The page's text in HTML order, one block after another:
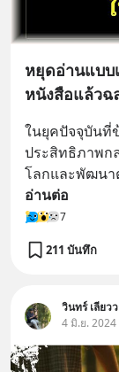
หยุดอ่านแบบ
หนังสือแล้วฉ
ในยุคปัจจุบันที่
ประสิทธิภาพก
โลกและพัฒนา
อ่านต่อ
7
211 บันทึก
วินทร์ เลียว
4 มิ.ย. 2024